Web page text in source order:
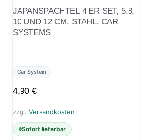
JAPANSPACHTEL 4 ER SET, 5,8,
10 UND 12 CM, STAHL, CAR
SYSTEMS
Car System
4,90€
zzgl. Versandkosten
Sofort lieferbar